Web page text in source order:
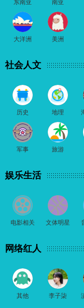
东南亚 南亚
大洋洲 美洲
社会人文
历史 地理
军事 旅游
娱乐生活
电影相关 文体明星
网络红人
其他 李子柒